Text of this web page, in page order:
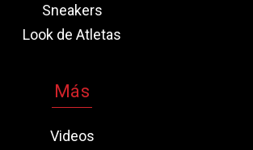
Sneakers
Look de Atletas
Más
Videos